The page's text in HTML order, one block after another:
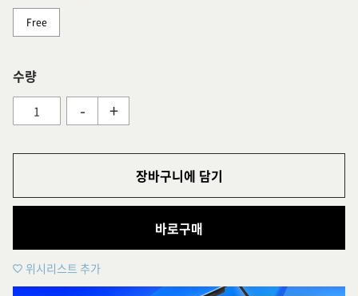
Free
수량
- +
장바구니에 담기
바로구매
위시리스트 추가